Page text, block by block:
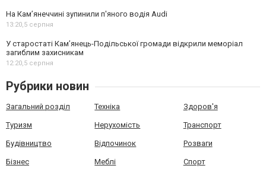
На Камʼянеччині зупинили п'яного водія Audi
13:20,5 серпня
У старостаті Кам’янець-Подільської громади відкрили меморіал
загиблим захисникам
12:20,5 серпня
Рубрики новин
Загальний розділ Техніка Здоров'я
Туризм Нерухомість Транспорт
Будівництво Відпочинок Розваги
Бізнес Меблі Спорт